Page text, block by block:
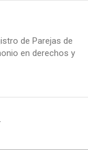
de Parejas de
en derechos y